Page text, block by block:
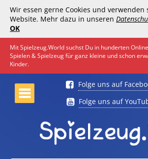
Wir essen gerne Cookies und
Website. Mehr dazu in unseren
OK
Mit Spielzeug.World suchst Du in hunderten
Spielen & Spielzeug für ganz kleine und schon
Kinder.
Folge uns auf
Folge uns auf